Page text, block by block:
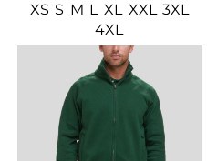
XS S M L XL XXL 3XL
4XL